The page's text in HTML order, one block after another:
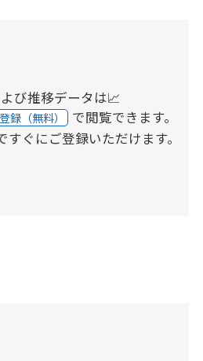
び推移データは📈
録（無料） で閲覧できます。
ぐにご登録いただけます。